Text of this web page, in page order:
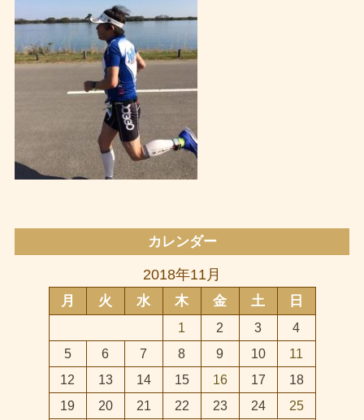
カレンダー
2018年11月
月 火 水 木 金 土 日
1 2 3
4
5
6 7 8 9 10
11
12
13 14 15 16 17
18
19
20 21 22 23 24
25